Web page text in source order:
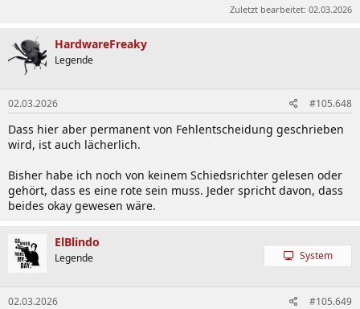
Zuletzt bearbeitet: 02.03.2026
HardwareFreaky
Legende
02.03.2026 #105.648
Dass hier aber permanent von Fehlentscheidung geschrieben
wird, ist auch lächerlich.
Bisher habe ich noch von keinem Schiedsrichter gelesen oder
gehört, dass es eine rote sein muss. Jeder spricht davon, dass
beides okay gewesen wäre.
ElBlindo
Legende System
02.03.2026 #105.649